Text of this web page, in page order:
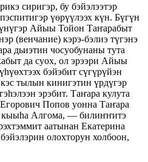
сиригэр, бу бэйэлээтэр
үөрүүлээх күн. Бүгүн
Айыы Тойон Таҥарабыт
(венчание) кэрэ-бэлиэ түгэнэ
дьиэтин чосуобунаны тута
да суох, ол эрээри Айыы
бэйэбит сүгүрүйэн
тылын кинигэтин үрдүгэр
эрэбит. Таҥара кулута
Попов уонна Таҥара
кыыһа Алгома, — билиҥҥитэ
аатынан Екатерина
олохторун холбоон,